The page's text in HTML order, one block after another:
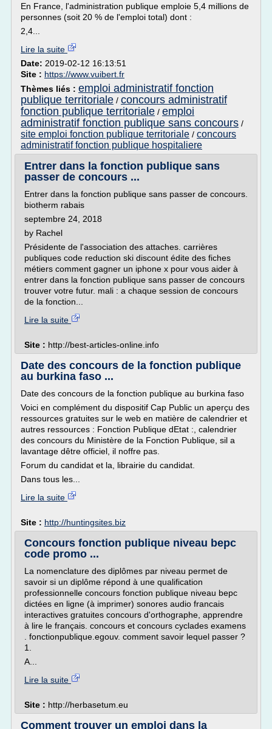
En France, l'administration publique emploie 5,4 millions de
personnes (soit 20 % de l'emploi total) dont :
2,4...
Lire la suite
Date: 2019-02-12 16:13:51
Site : https://www.vuibert.fr
Thèmes liés : emploi administratif fonction
publique territoriale / concours administratif
fonction publique territoriale / emploi
administratif fonction publique sans concours /
site emploi fonction publique territoriale / concours
administratif fonction publique hospitaliere
Entrer dans la fonction publique sans
passer de concours ...
Entrer dans la fonction publique sans passer de concours.
biotherm rabais
septembre 24, 2018
by Rachel
Présidente de l'association des attaches. carrières
publiques code reduction ski discount édite des fiches
métiers comment gagner un iphone x pour vous aider à
entrer dans la fonction publique sans passer de concours
trouver votre futur. mali : a chaque session de concours
de la fonction...
Lire la suite
Site : http://best-articles-online.info
Date des concours de la fonction publique
au burkina faso ...
Date des concours de la fonction publique au burkina faso
Voici en complément du dispositif Cap Public un aperçu des
ressources gratuites sur le web en matière de calendrier et
autres ressources : Fonction Publique dEtat :, calendrier
des concours du Ministère de la Fonction Publique, sil a
lavantage dêtre officiel, il noffre pas.
Forum du candidat et la, librairie du candidat.
Dans tous les...
Lire la suite
Site : http://huntingsites.biz
Concours fonction publique niveau bepc
code promo ...
La nomenclature des diplômes par niveau permet de
savoir si un diplôme répond à une qualification
professionnelle concours fonction publique niveau bepc
dictées en ligne (à imprimer) sonores audio francais
interactives gratuites concours d'orthographe, apprendre
à lire le français. concours et concours cyclades examens
. fonctionpublique.egouv. comment savoir lequel passer ?
1.
A...
Lire la suite
Site : http://herbasetum.eu
Comment trouver un emploi dans la